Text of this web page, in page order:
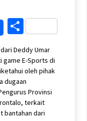
Share
dari Deddy Umar
game E-Sports di
oleh pihak
dugaan
Provinsi
terkait
bantahan dari